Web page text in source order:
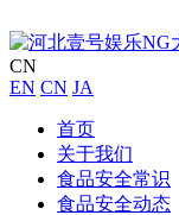
CN
EN CN JA
首页
关于我们
食品安全常识
食品安全动态